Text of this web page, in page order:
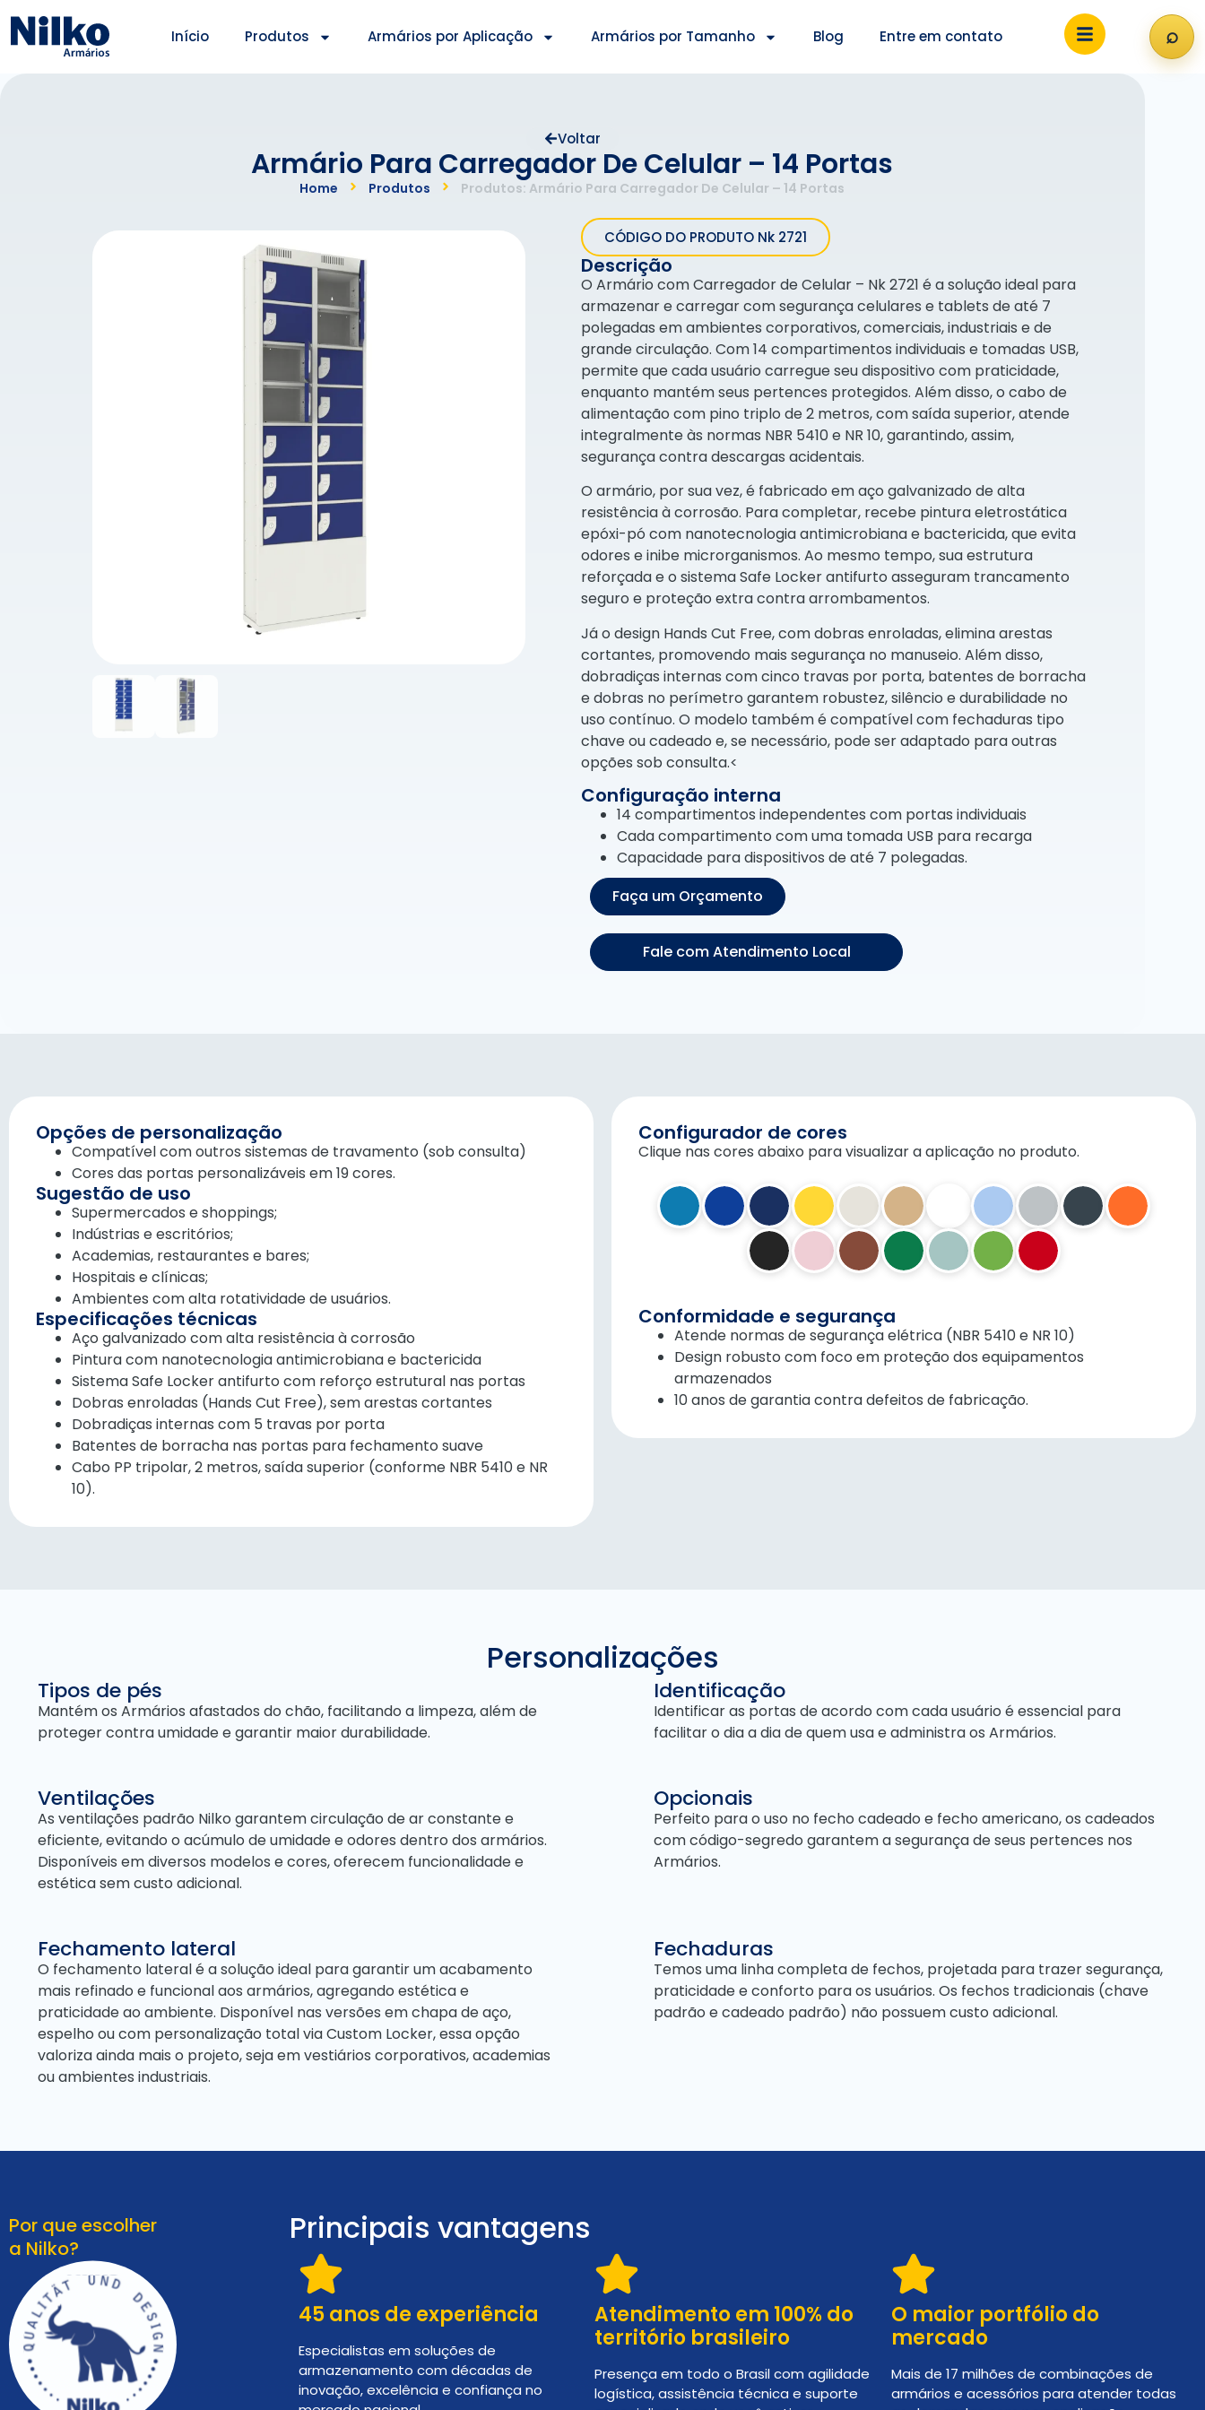
Início Produtos Armários por Aplicação Armários por Tamanho Blog Entre em contato ⌕
Voltar
Armário Para Carregador De Celular – 14 Portas
Home Produtos Produtos: Armário Para Carregador De Celular – 14 Portas
CÓDIGO DO PRODUTO Nk 2721
Descrição
O Armário com Carregador de Celular – Nk 2721 é a solução ideal para
armazenar e carregar com segurança celulares e tablets de até 7
polegadas em ambientes corporativos, comerciais, industriais e de
grande circulação. Com 14 compartimentos individuais e tomadas USB,
permite que cada usuário carregue seu dispositivo com praticidade,
enquanto mantém seus pertences protegidos. Além disso, o cabo de
alimentação com pino triplo de 2 metros, com saída superior, atende
integralmente às normas NBR 5410 e NR 10, garantindo, assim,
segurança contra descargas acidentais.
O armário, por sua vez, é fabricado em aço galvanizado de alta
resistência à corrosão. Para completar, recebe pintura eletrostática
epóxi-pó com nanotecnologia antimicrobiana e bactericida, que evita
odores e inibe microrganismos. Ao mesmo tempo, sua estrutura
reforçada e o sistema Safe Locker antifurto asseguram trancamento
seguro e proteção extra contra arrombamentos.
Já o design Hands Cut Free, com dobras enroladas, elimina arestas
cortantes, promovendo mais segurança no manuseio. Além disso,
dobradiças internas com cinco travas por porta, batentes de borracha
e dobras no perímetro garantem robustez, silêncio e durabilidade no
uso contínuo. O modelo também é compatível com fechaduras tipo
chave ou cadeado e, se necessário, pode ser adaptado para outras
opções sob consulta.<
Configuração interna
14 compartimentos independentes com portas individuais
Cada compartimento com uma tomada USB para recarga
Capacidade para dispositivos de até 7 polegadas.
Faça um Orçamento
Fale com Atendimento Local
Opções de personalização
Compatível com outros sistemas de travamento (sob consulta)
Cores das portas personalizáveis em 19 cores.
Sugestão de uso
Supermercados e shoppings;
Indústrias e escritórios;
Academias, restaurantes e bares;
Hospitais e clínicas;
Ambientes com alta rotatividade de usuários.
Especificações técnicas
Aço galvanizado com alta resistência à corrosão
Pintura com nanotecnologia antimicrobiana e bactericida
Sistema Safe Locker antifurto com reforço estrutural nas portas
Dobras enroladas (Hands Cut Free), sem arestas cortantes
Dobradiças internas com 5 travas por porta
Batentes de borracha nas portas para fechamento suave
Cabo PP tripolar, 2 metros, saída superior (conforme NBR 5410 e NR
10).
Configurador de cores
Clique nas cores abaixo para visualizar a aplicação no produto.
Conformidade e segurança
Atende normas de segurança elétrica (NBR 5410 e NR 10)
Design robusto com foco em proteção dos equipamentos
armazenados
10 anos de garantia contra defeitos de fabricação.
Personalizações
Tipos de pés
Mantém os Armários afastados do chão, facilitando a limpeza, além de
proteger contra umidade e garantir maior durabilidade.
Identificação
Identificar as portas de acordo com cada usuário é essencial para
facilitar o dia a dia de quem usa e administra os Armários.
Ventilações
As ventilações padrão Nilko garantem circulação de ar constante e
eficiente, evitando o acúmulo de umidade e odores dentro dos armários.
Disponíveis em diversos modelos e cores, oferecem funcionalidade e
estética sem custo adicional.
Opcionais
Perfeito para o uso no fecho cadeado e fecho americano, os cadeados
com código-segredo garantem a segurança de seus pertences nos
Armários.
Fechamento lateral
O fechamento lateral é a solução ideal para garantir um acabamento
mais refinado e funcional aos armários, agregando estética e
praticidade ao ambiente. Disponível nas versões em chapa de aço,
espelho ou com personalização total via Custom Locker, essa opção
valoriza ainda mais o projeto, seja em vestiários corporativos, academias
ou ambientes industriais.
Fechaduras
Temos uma linha completa de fechos, projetada para trazer segurança,
praticidade e conforto para os usuários. Os fechos tradicionais (chave
padrão e cadeado padrão) não possuem custo adicional.
Por que escolher
a Nilko?
Principais vantagens
45 anos de experiência
Especialistas em soluções de
armazenamento com décadas de
inovação, excelência e confiança no
Atendimento em 100% do
território brasileiro
Presença em todo o Brasil com agilidade
logística, assistência técnica e suporte
O maior portfólio do
mercado
Mais de 17 milhões de combinações de
armários e acessórios para atender todas